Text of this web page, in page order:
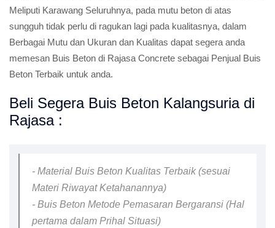
Meliputi Karawang Seluruhnya, pada mutu beton di atas
sungguh tidak perlu di ragukan lagi pada kualitasnya, dalam
Berbagai Mutu dan Ukuran dan Kualitas dapat segera anda
memesan Buis Beton di Rajasa Concrete sebagai Penjual Buis
Beton Terbaik untuk anda.
Beli Segera Buis Beton Kalangsuria di
Rajasa :
- Material Buis Beton Kualitas Terbaik (sesuai
Materi Riwayat Ketahanannya)
- Buis Beton Metode Pemasaran Bergaransi (Hal
pertama dalam Prihal Situasi)